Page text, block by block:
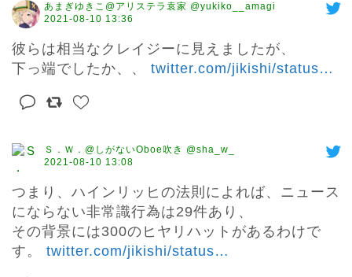
あまぎゆきこ@アリステラ袁家 @yukiko__amagi
2021-08-10 13:36
彼らは相当なクレイジーに見えましたが、
下っ端でしたか、、 twitter.com/jikishi/status…
Ｓ．Ｗ．@しがないOboe吹き @sha_w_
2021-08-10 13:08
つまり、ハインリッヒの法則によれば、ニュース
にならない非常識行為は29件あり、
その背景には300のヒヤリハットがあるわけで
す。 twitter.com/jikishi/status…